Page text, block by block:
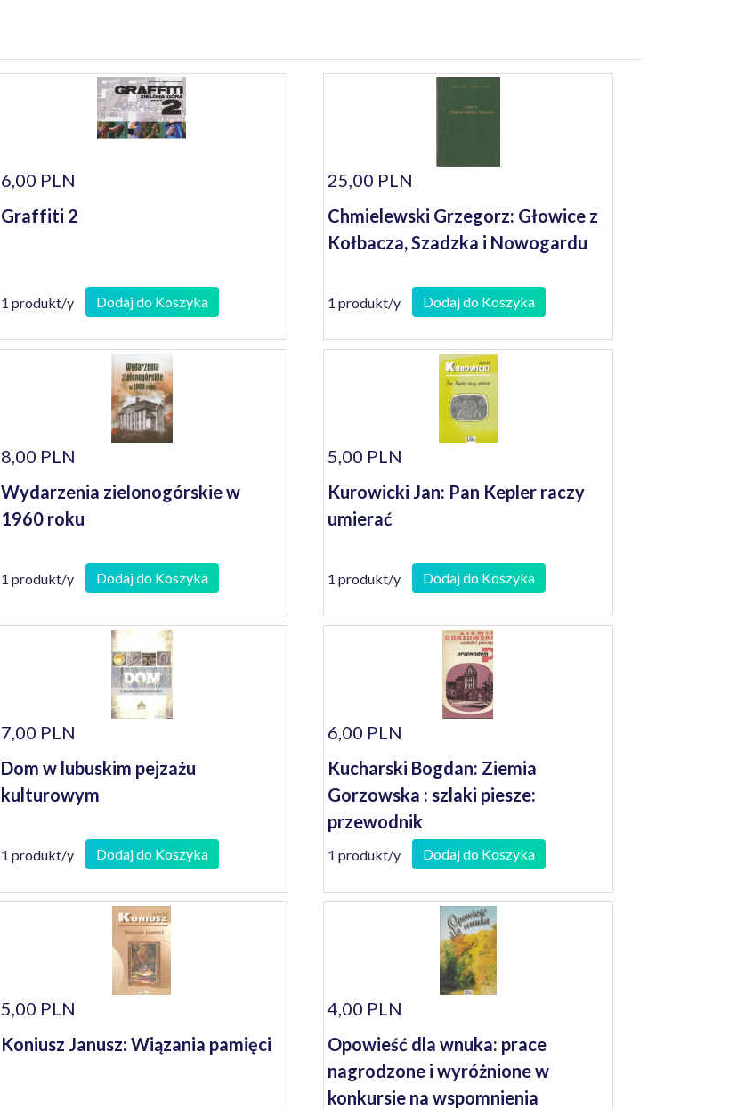
6,00 PLN
Graffiti 2
1 produkt/y Dodaj do Koszyka
25,00 PLN
Chmielewski Grzegorz: Głowice z
Kołbacza, Szadzka i Nowogardu
1 produkt/y Dodaj do Koszyka
8,00 PLN
Wydarzenia zielonogórskie w
1960 roku
1 produkt/y Dodaj do Koszyka
5,00 PLN
Kurowicki Jan: Pan Kepler raczy
umierać
1 produkt/y Dodaj do Koszyka
7,00 PLN
Dom w lubuskim pejzażu
kulturowym
1 produkt/y Dodaj do Koszyka
6,00 PLN
Kucharski Bogdan: Ziemia
Gorzowska : szlaki piesze:
przewodnik
1 produkt/y Dodaj do Koszyka
5,00 PLN
Koniusz Janusz: Wiązania pamięci
4,00 PLN
Opowieść dla wnuka: prace
nagrodzone i wyróżnione w
konkursie na wspomnienia